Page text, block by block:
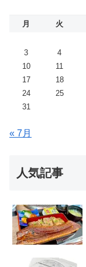
月 火
3
4
10
11
17
18
24
25
31
« 7月
人気記事